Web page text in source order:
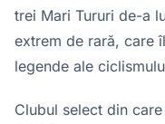
trei Mari Tururi de-a
extrem de rară, care
legende ale
Clubul select din